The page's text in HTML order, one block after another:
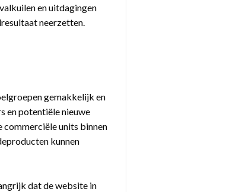
en uitdagingen
neerzetten.
gemakkelijk en
en potentiële nieuwe
commerciële units binnen
kunnen
dat de website in